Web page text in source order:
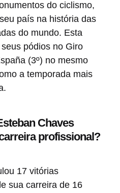
do ciclismo,
país na história das
do mundo. Esta
pódios no Giro
(3º) no mesmo
a temporada mais
Chaves
profissional?
17 vitórias
sua carreira de 16